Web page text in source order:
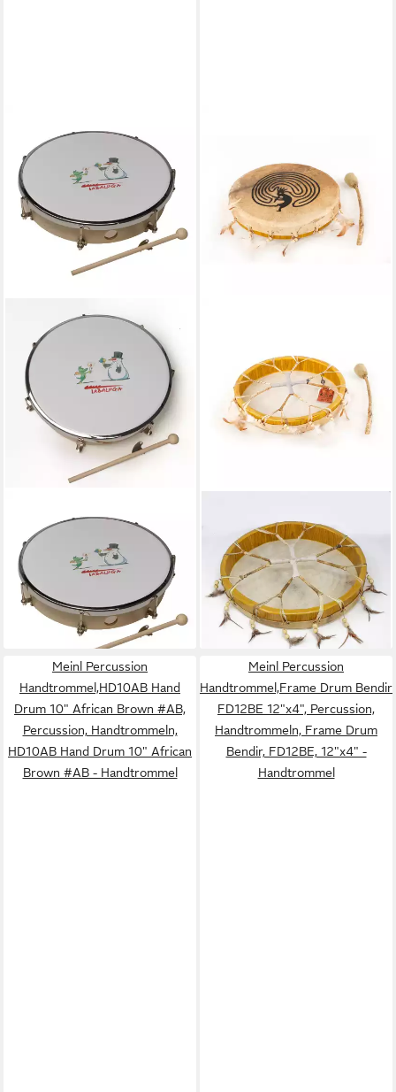
Handtrommel, Percussion,
Handtrommeln, Tabaluga
Frame Drum Handtrommel
10" - Handtrommel
11,90 €
lieferbar - in 3-4 Werktagen bei dir
40 cm mit Aufdruck,
Percussion, Handtrommeln,
Schamanentrommel 40 cm
mit Aufdruck - Handtrommel
91,80 €
lieferbar - in 3-4 Werktagen bei dir
Meinl Percussion
Handtrommel,HD10AB Hand
Drum 10" African Brown #AB,
Percussion, Handtrommeln,
HD10AB Hand Drum 10" African
Brown #AB - Handtrommel
Meinl Percussion
Handtrommel,Frame Drum Bendir
FD12BE 12"x4", Percussion,
Handtrommeln, Frame Drum
Bendir, FD12BE, 12"x4" -
Handtrommel